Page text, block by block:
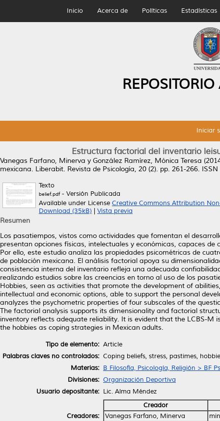
Inicio Acerca de Políticas Estadísticas
Iniciar
Estructura factorial del inventario
Vanegas Farfano, Minerva y González Ramírez, Mónica Teresa
mexicana. Liberabit. Revista de Psicología, 20 (2). pp. 261-266.
Texto
belief.pdf- Versión Publicada
Available under License Creative Commons Attribution
Download (35kB)
Vista previa
Resumen
Los pasatiempos, vistos como actividades que fomentan el
presentan opciones físicas, intelectuales y económicas, capaces
Por ello, este estudio analiza las propiedades psicométricas de
de población mexicana. El análisis factorial apoya su
consistencia interna del inventario refleja una adecuada
realizando estudios sobre las creencias en torno al uso de los
Hobbies, seen as activities that promote the development of
intellectual and economic options, able to support the personal
analyzes the psychometric properties of four subscales of the
The factorial analysis supports its dimensionality and factorial
inventory reflects adequate reliability. It is evident that the LCBS-
the hobbies as coping strategies in Mexican adults.
Tipo de elemento: Article
Palabras claves no controlados: Coping beliefs, stress, pastimes,
Materias: B Filosofía, Psicología, Religión > BF
Divisiones: Organización Deportiva
Usuario depositante: Lic. Alma Méndez
Creadores:
Creador
Vanegas Farfano, Minerva